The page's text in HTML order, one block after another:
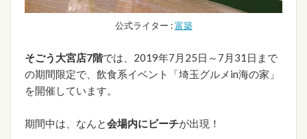
公式ライター :富築
そごう大宮店7階では、2019年7月25日～7月31日まで
の期間限定で、飲食系イベント「埼玉グルメin海の家」
を開催しています。
期間中は、なんと会場内にビーチが出現！